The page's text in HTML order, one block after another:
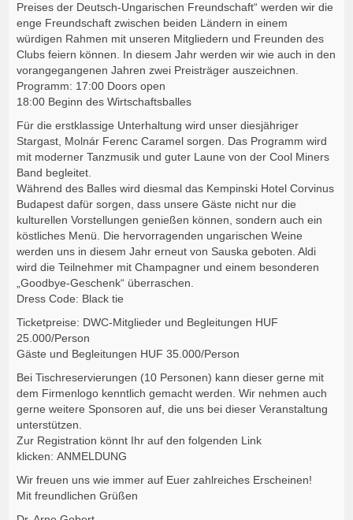
Preises der Deutsch-Ungarischen Freundschaft“ werden wir die
enge Freundschaft zwischen beiden Ländern in einem
würdigen Rahmen mit unseren Mitgliedern und Freunden des
Clubs feiern können. In diesem Jahr werden wir wie auch in den
vorangegangenen Jahren zwei Preisträger auszeichnen.
Programm: 17:00 Doors open
18:00 Beginn des Wirtschaftsballes
Für die erstklassige Unterhaltung wird unser diesjähriger
Stargast, Molnár Ferenc Caramel sorgen. Das Programm wird
mit moderner Tanzmusik und guter Laune von der Cool Miners
Band begleitet.
Während des Balles wird diesmal das Kempinski Hotel Corvinus
Budapest dafür sorgen, dass unsere Gäste nicht nur die
kulturellen Vorstellungen genießen können, sondern auch ein
köstliches Menü. Die hervorragenden ungarischen Weine
werden uns in diesem Jahr erneut von Sauska geboten. Aldi
wird die Teilnehmer mit Champagner und einem besonderen
„Goodbye-Geschenk“ überraschen.
Dress Code: Black tie
Ticketpreise: DWC-Mitglieder und Begleitungen HUF
25.000/Person
Gäste und Begleitungen HUF 35.000/Person
Bei Tischreservierungen (10 Personen) kann dieser gerne mit
dem Firmenlogo kenntlich gemacht werden. Wir nehmen auch
gerne weitere Sponsoren auf, die uns bei dieser Veranstaltung
unterstützen.
Zur Registration könnt Ihr auf den folgenden Link
klicken:ANMELDUNG
Wir freuen uns wie immer auf Euer zahlreiches Erscheinen!
Mit freundlichen Grüßen